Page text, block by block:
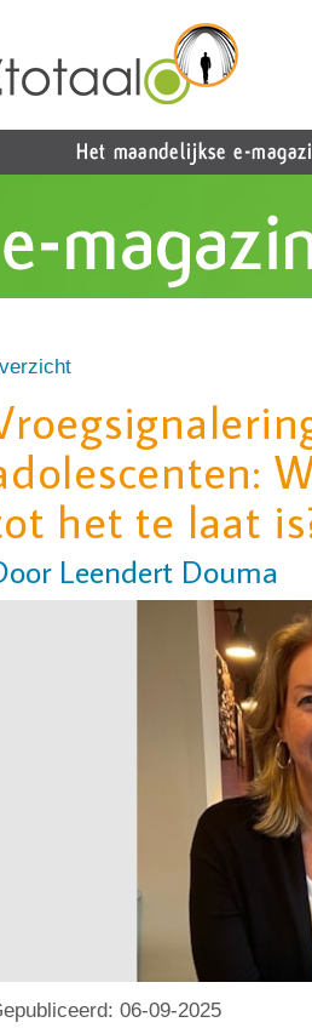
het te laat
Leendert Douma
06-09-2025